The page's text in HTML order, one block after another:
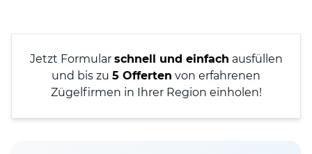
Jetzt Formular schnell und einfach ausfüllen
und bis zu 5 Offerten von erfahrenen
Zügelfirmen in Ihrer Region einholen!